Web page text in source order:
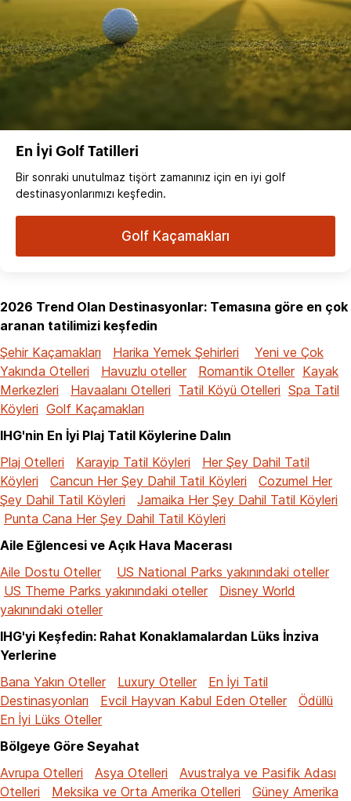
En İyi Golf Tatilleri
Bir sonraki unutulmaz tişört zamanınız için en iyi golf
destinasyonlarımızı keşfedin.
Golf Kaçamakları
2026 Trend Olan Destinasyonlar: Temasına göre en çok
aranan tatilimizi keşfedin
Şehir Kaçamakları
Harika Yemek Şehirleri
Yeni ve Çok
Yakında Otelleri
Havuzlu oteller Romantik Oteller Kayak
Merkezleri
Havaalanı Otelleri Tatil Köyü Otelleri Spa Tatil
Köyleri Golf Kaçamakları
IHG'nin En İyi Plaj Tatil Köylerine Dalın
Plaj Otelleri
Karayip Tatil Köyleri
Her Şey Dahil Tatil
Köyleri
Cancun Her Şey Dahil Tatil Köyleri
Cozumel Her
Şey Dahil Tatil Köyleri
Jamaika Her Şey Dahil Tatil Köyleri
Punta Cana Her Şey Dahil Tatil Köyleri
Aile Eğlencesi ve Açık Hava Macerası
Aile Dostu Oteller
US National Parks yakınındaki oteller
US Theme Parks yakınındaki oteller
Disney World
yakınındaki oteller
IHG'yi Keşfedin: Rahat Konaklamalardan Lüks İnziva
Yerlerine
Bana Yakın Oteller
Luxury Oteller
En İyi Tatil
Destinasyonları
Evcil Hayvan Kabul Eden Oteller
Ödüllü
En İyi Lüks Oteller
Bölgeye Göre Seyahat
Avrupa Otelleri
Asya Otelleri
Avustralya ve Pasifik Adası
Otelleri
Meksika ve Orta Amerika Otelleri
Güney Amerika